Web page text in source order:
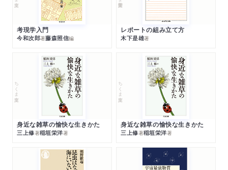
考現学入門
今和次郎著藤森照信編
レポートの組み立て方
木下是雄著
ちくま文庫
身近な雑草の愉快な生きかた
三上修著稲垣栄洋著
ちくま文庫
身近な雑草の愉快な生きかた
三上修著稲垣栄洋著